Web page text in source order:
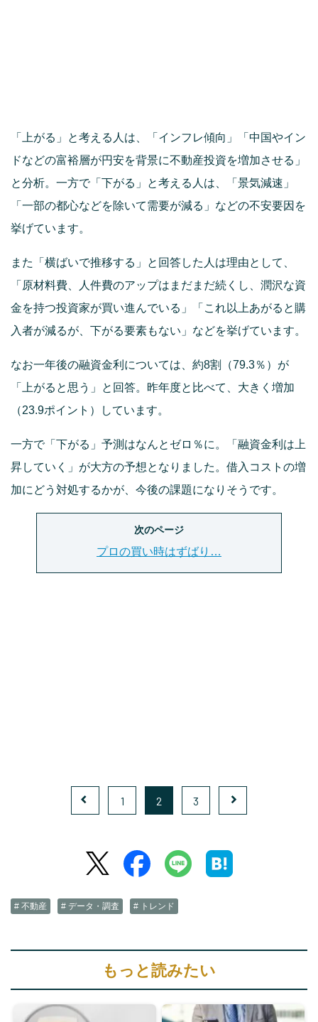
「上がる」と考える人は、「インフレ傾向」「中国やイン
ドなどの富裕層が円安を背景に不動産投資を増加させる」
と分析。一方で「下がる」と考える人は、「景気減速」
「一部の都心などを除いて需要が減る」などの不安要因を
挙げています。
また「横ばいで推移する」と回答した人は理由として、
「原材料費、人件費のアップはまだまだ続くし、潤沢な資
金を持つ投資家が買い進んでいる」「これ以上あがると購
入者が減るが、下がる要素もない」などを挙げています。
なお一年後の融資金利については、約8割（79.3％）が
「上がると思う」と回答。昨年度と比べて、大きく増加
（23.9ポイント）しています。
一方で「下がる」予測はなんとゼロ％に。「融資金利は上
昇していく」が大方の予想となりました。借入コストの増
加にどう対処するかが、今後の課題になりそうです。
次のページ
プロの買い時はずばり…
1 2 3
# 不動産 # データ・調査 # トレンド
もっと読みたい